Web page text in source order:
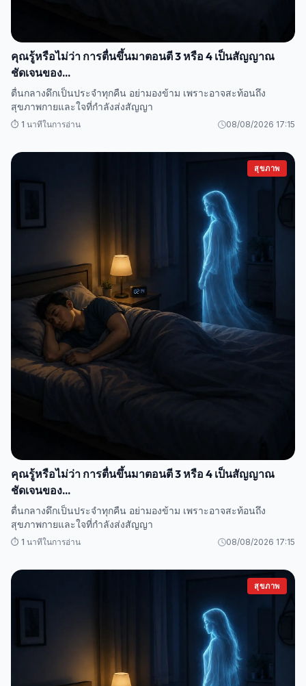
คุณรู้หรือไม่ว่า การตื่นขึ้นมาตอนตี 3 หรือ 4 เป็นสัญญาณ
ชัดเจนของ...
ตื่นกลางดึกเป็นประจำทุกคืน อย่ามองข้าม เพราะอาจสะท้อนถึง
สุขภาพกายและใจที่กำลังส่งสัญญา
⏱️ 1 นาทีในการอ่าน 08/08/2026 17:15
สุขภาพ
คุณรู้หรือไม่ว่า การตื่นขึ้นมาตอนตี 3 หรือ 4 เป็นสัญญาณ
ชัดเจนของ...
ตื่นกลางดึกเป็นประจำทุกคืน อย่ามองข้าม เพราะอาจสะท้อนถึง
สุขภาพกายและใจที่กำลังส่งสัญญา
⏱️ 1 นาทีในการอ่าน 08/08/2026 17:15
สุขภาพ